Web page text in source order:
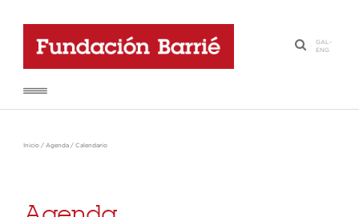
·
GAL-
ENG
Inicio / Agenda / Calendario